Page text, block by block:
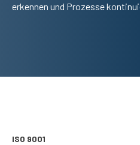
erkennen und Prozesse
ISO 9001